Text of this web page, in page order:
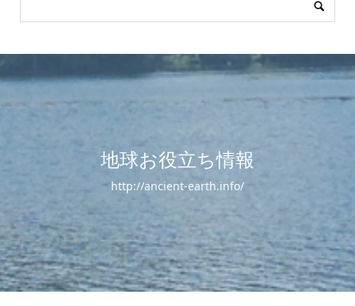
地球お役立ち情報
http://ancient-earth.info/